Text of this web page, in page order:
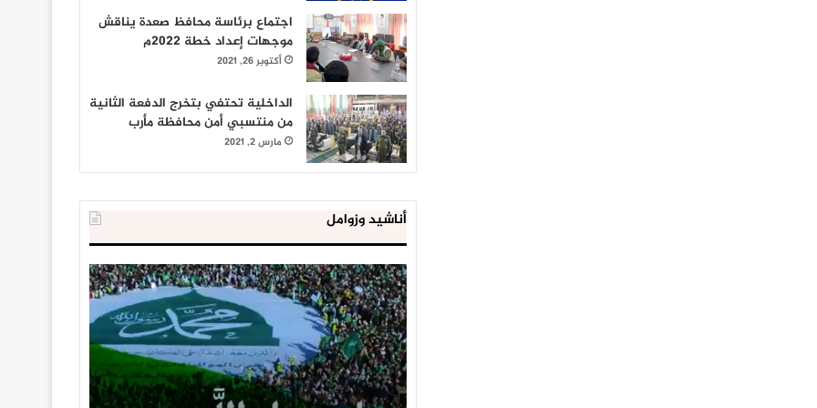
اجتماع برئاسة محافظ صعدة يناقش
موجهات إعداد خطة 2022م
أكتوبر 26, 2021
الداخلية تحتفي بتخرج الدفعة الثانية
من منتسبي أمن محافظة مأرب
مارس 2, 2021
أناشيد وزوامل
العدو
الإسرائيلي
اعتقل
543
طفلا
فلسطينيا
خلال
يناير 31, 2021
الداخلية
المصرية
إحباط
‘مخطط
كبير’
للإخوان